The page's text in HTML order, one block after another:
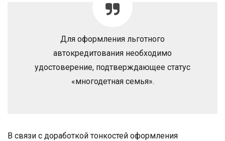
Для оформления льготного
автокредитования необходимо
удостоверение, подтверждающее статус
«многодетная семья».
В связи с доработкой тонкостей оформления